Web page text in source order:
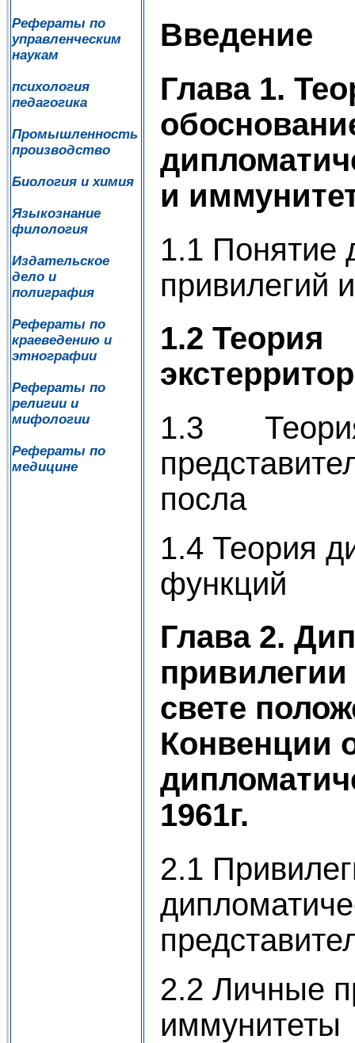
Рефераты по
управленческим
наукам
психология
педагогика
Промышленность
производство
Биология и химия
Языкознание
филология
Издательское
дело и
полиграфия
Рефераты по
краеведению и
этнографии
Рефераты по
религии и
мифологии
Рефераты по
медицине
Введение
Глава 1.
и
1.1 Понятие
привилегий
1.2 Теория
1.3
посла
1.4 Теория
функций
Глава 2.
свете
Конвенции
1961г.
2.1
2.2 Личные
иммунитеты